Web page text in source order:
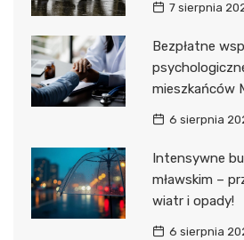
7 sierpnia
Bezpłatne
mieszkańców
6 sierpnia
Intensywne
mławskim –
wiatr i opady!
6 sierpnia